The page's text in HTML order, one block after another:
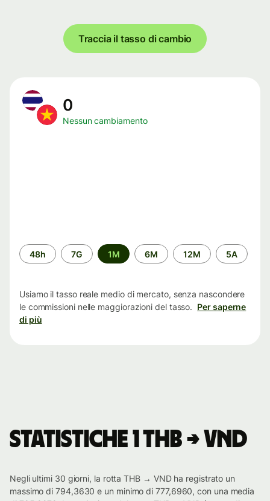
Traccia il tasso di cambio
0
Nessun cambiamento
Periodo
di
48h 7G 1M 6M 12M 5A
Usiamo il tasso reale medio di mercato, senza nascondere
le commissioni nelle maggiorazioni del tasso. Per saperne
di più
Statistiche 1 THB → VND
Negli ultimi 30 giorni, la rotta THB → VND ha registrato un
massimo di 794,3630 e un minimo di 777,6960, con una media